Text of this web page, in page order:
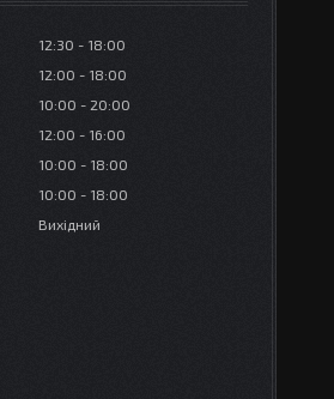
12:30
18:00
12:00
18:00
10:00
20:00
12:00
16:00
10:00
18:00
10:00
18:00
Вихідний